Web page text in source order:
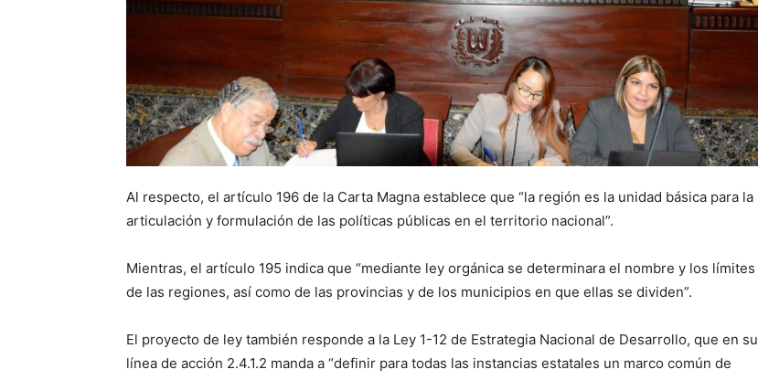
Al respecto, el artículo 196 de la Carta Magna establece que “la región es la unidad básica para la
articulación y formulación de las políticas públicas en el territorio nacional”.
Mientras, el artículo 195 indica que “mediante ley orgánica se determinara el nombre y los límites
de las regiones, así como de las provincias y de los municipios en que ellas se dividen”.
El proyecto de ley también responde a la Ley 1-12 de Estrategia Nacional de Desarrollo, que en su
línea de acción 2.4.1.2 manda a “definir para todas las instancias estatales un marco común de